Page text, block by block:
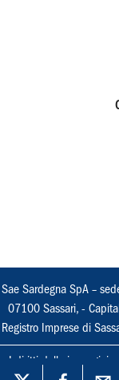
Sae Sardegna SpA –
07100 Sassari, -
Registro Imprese di
I diritti delle immagini e